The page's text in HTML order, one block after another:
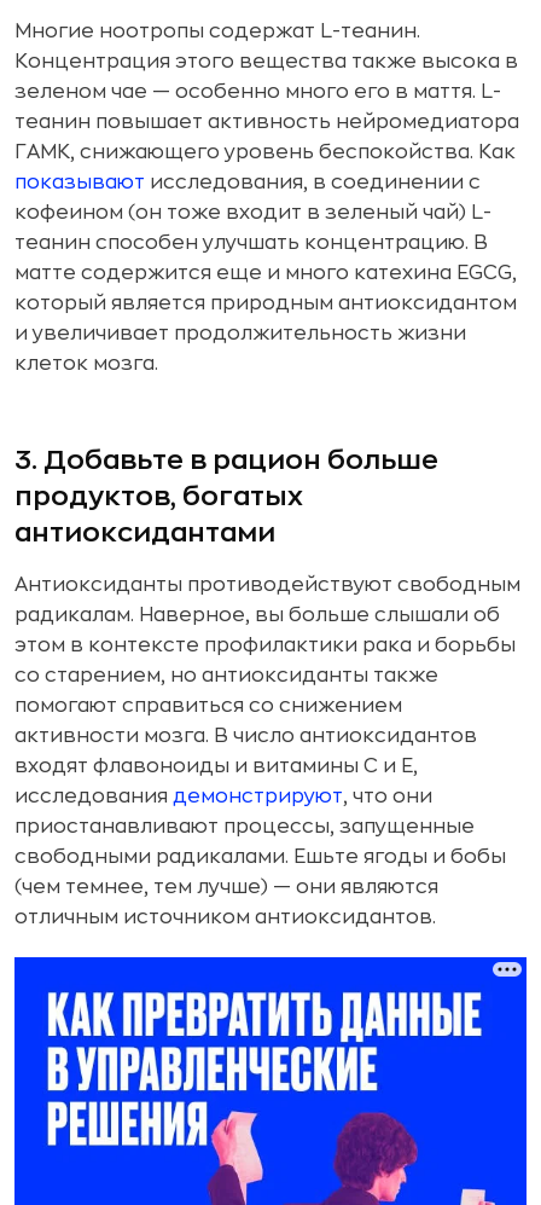
Многие ноотропы содержат L-теанин.
Концентрация этого вещества также высока в
зеленом чае — особенно много его в маття. L-
теанин повышает активность нейромедиатора
ГАМК, снижающего уровень беспокойства. Как
показывают исследования, в соединении с
кофеином (он тоже входит в зеленый чай) L-
теанин способен улучшать концентрацию. В
матте содержится еще и много катехина EGCG,
который является природным антиоксидантом
и увеличивает продолжительность жизни
клеток мозга.
3. Добавьте в рацион больше
продуктов, богатых
антиоксидантами
Антиоксиданты противодействуют свободным
радикалам. Наверное, вы больше слышали об
этом в контексте профилактики рака и борьбы
со старением, но антиоксиданты также
помогают справиться со снижением
активности мозга. В число антиоксидантов
входят флавоноиды и витамины С и Е,
исследования демонстрируют, что они
приостанавливают процессы, запущенные
свободными радикалами. Ешьте ягоды и бобы
(чем темнее, тем лучше) — они являются
отличным источником антиоксидантов.